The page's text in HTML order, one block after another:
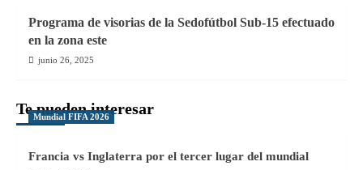
Programa de visorias de la Sedofútbol Sub-15 efectuado
en la zona este
junio 26, 2025
Te pueden interesar
Mundial FIFA 2026
Francia vs Inglaterra por el tercer lugar del mundial